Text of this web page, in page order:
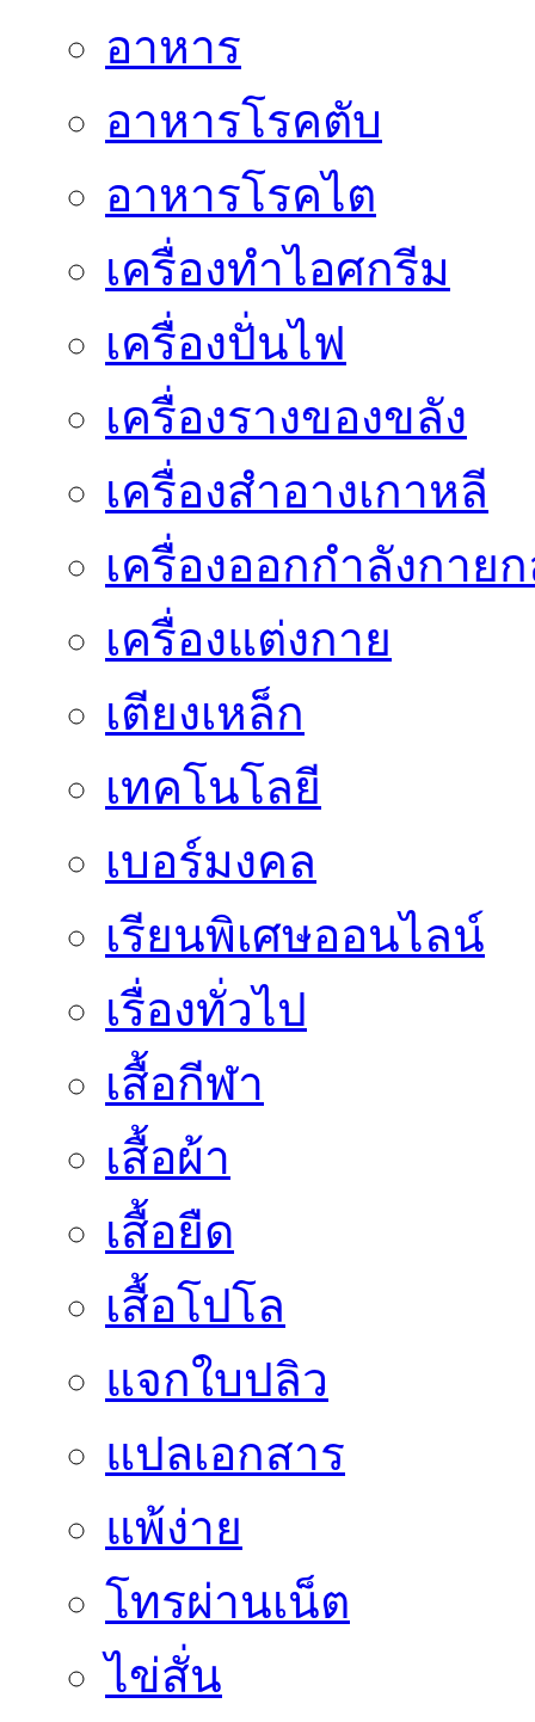
อาหาร
อาหารโรคตับ
อาหารโรคไต
เครื่องทำไอศกรีม
เครื่องปั่นไฟ
เครื่องรางของขลัง
เครื่องสำอางเกาหลี
เครื่องออกกำลังกาย
เครื่องแต่งกาย
เตียงเหล็ก
เทคโนโลยี
เบอร์มงคล
เรียนพิเศษออนไลน์
เรื่องทั่วไป
เสื้อกีฬา
เสื้อผ้า
เสื้อยืด
เสื้อโปโล
แจกใบปลิว
แปลเอกสาร
แพ้ง่าย
โทรผ่านเน็ต
ไข่สั่น